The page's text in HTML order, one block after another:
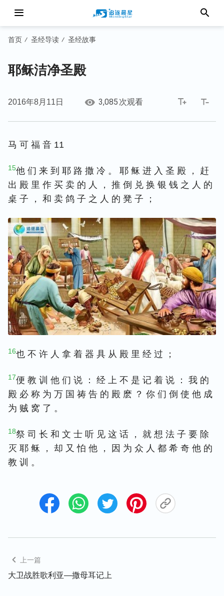
首页 / 圣经导读 / 圣经故事
耶稣洁净圣殿
2016年8月11日 3,085 次观看
马 可 福 音 11
15他 们 来 到 耶 路 撒 冷 。 耶 稣 进 入 圣 殿 ， 赶
出 殿 里 作 买 卖 的 人 ， 推 倒 兑 换 银 钱 之 人 的
桌 子 ， 和 卖 鸽 子 之 人 的 凳 子 ；
16也 不 许 人 拿 着 器 具 从 殿 里 经 过 ；
17便 教 训 他 们 说 ： 经 上 不 是 记 着 说 ： 我 的
殿 必 称 为 万 国 祷 告 的 殿 麽 ？ 你 们 倒 使 他 成
为 贼 窝 了 。
18祭 司 长 和 文 士 听 见 这 话 ， 就 想 法 子 要 除
灭 耶 稣 ， 却 又 怕 他 ， 因 为 众 人 都 希 奇 他 的
教 训 。
上一篇
大卫战胜歌利亚—撒母耳记上